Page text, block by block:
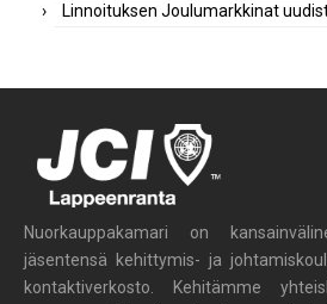
Linnoituksen Joulumarkkinat
Nuorkauppakamari on
jäsentensä kehittymis- ja
kontaktiverkosto. Kehitämme